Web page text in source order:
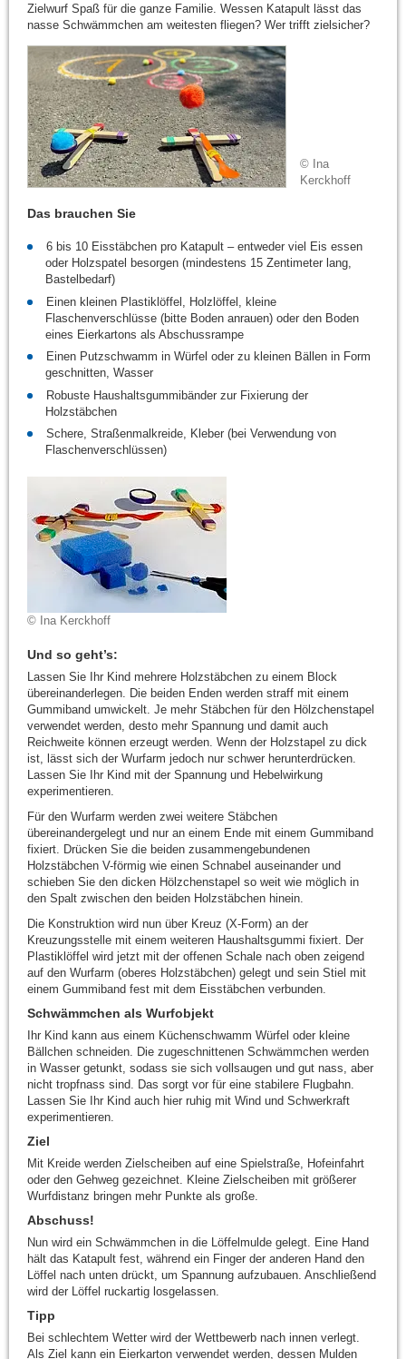
Zielwurf Spaß für die ganze Familie. Wessen Katapult lässt das
nasse Schwämmchen am weitesten fliegen? Wer trifft zielsicher?
© Ina
Kerckhoff
Das brauchen Sie
6 bis 10 Eisstäbchen pro Katapult – entweder viel Eis essen
oder Holzspatel besorgen (mindestens 15 Zentimeter lang,
Bastelbedarf)
Einen kleinen Plastiklöffel, Holzlöffel, kleine
Flaschenverschlüsse (bitte Boden anrauen) oder den Boden
eines Eierkartons als Abschussrampe
Einen Putzschwamm in Würfel oder zu kleinen Bällen in Form
geschnitten, Wasser
Robuste Haushaltsgummibänder zur Fixierung der
Holzstäbchen
Schere, Straßenmalkreide, Kleber (bei Verwendung von
Flaschenverschlüssen)
© Ina Kerckhoff
Und so geht’s:
Lassen Sie Ihr Kind mehrere Holzstäbchen zu einem Block
übereinanderlegen. Die beiden Enden werden straff mit einem
Gummiband umwickelt. Je mehr Stäbchen für den Hölzchenstapel
verwendet werden, desto mehr Spannung und damit auch
Reichweite können erzeugt werden. Wenn der Holzstapel zu dick
ist, lässt sich der Wurfarm jedoch nur schwer herunterdrücken.
Lassen Sie Ihr Kind mit der Spannung und Hebelwirkung
experimentieren.
Für den Wurfarm werden zwei weitere Stäbchen
übereinandergelegt und nur an einem Ende mit einem Gummiband
fixiert. Drücken Sie die beiden zusammengebundenen
Holzstäbchen V-förmig wie einen Schnabel auseinander und
schieben Sie den dicken Hölzchenstapel so weit wie möglich in
den Spalt zwischen den beiden Holzstäbchen hinein.
Die Konstruktion wird nun über Kreuz (X-Form) an der
Kreuzungsstelle mit einem weiteren Haushaltsgummi fixiert. Der
Plastiklöffel wird jetzt mit der offenen Schale nach oben zeigend
auf den Wurfarm (oberes Holzstäbchen) gelegt und sein Stiel mit
einem Gummiband fest mit dem Eisstäbchen verbunden.
Schwämmchen als Wurfobjekt
Ihr Kind kann aus einem Küchenschwamm Würfel oder kleine
Bällchen schneiden. Die zugeschnittenen Schwämmchen werden
in Wasser getunkt, sodass sie sich vollsaugen und gut nass, aber
nicht tropfnass sind. Das sorgt vor für eine stabilere Flugbahn.
Lassen Sie Ihr Kind auch hier ruhig mit Wind und Schwerkraft
experimentieren.
Ziel
Mit Kreide werden Zielscheiben auf eine Spielstraße, Hofeinfahrt
oder den Gehweg gezeichnet. Kleine Zielscheiben mit größerer
Wurfdistanz bringen mehr Punkte als große.
Abschuss!
Nun wird ein Schwämmchen in die Löffelmulde gelegt. Eine Hand
hält das Katapult fest, während ein Finger der anderen Hand den
Löffel nach unten drückt, um Spannung aufzubauen. Anschließend
wird der Löffel ruckartig losgelassen.
Tipp
Bei schlechtem Wetter wird der Wettbewerb nach innen verlegt.
Als Ziel kann ein Eierkarton verwendet werden, dessen Mulden